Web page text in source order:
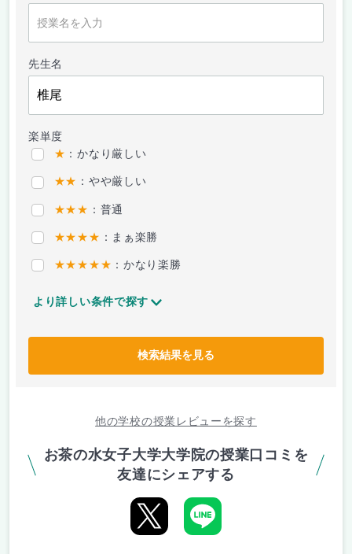
先生名
楽単度
★ ：かなり厳しい
★★ ：やや厳しい
★★★ ：普通
★★★★ ：まぁ楽勝
★★★★★ ：かなり楽勝
より詳しい条件で探す
検索結果を見る
他の学校の授業レビューを探す
お茶の水女子大学大学院の授業口コミを
友達にシェアする